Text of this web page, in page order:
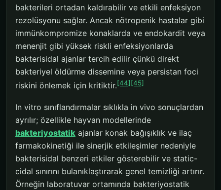
bakterileri ortadan kaldırabilir ve etkili enfeksiyon
rezolüsyonu sağlar. Ancak nötropenik hastalar gibi
immünkompromize konaklarda ve endokardit veya
menenjit gibi yüksek riskli enfeksiyonlarda
bakterisidal ajanlar tercih edilir çünkü direkt
bakteriyel öldürme dissemine veya persistan foci
riskini önlemek için kritiktir.[44] [45]
In vitro sınıflandırmalar sıklıkla in vivo sonuçlardan
ayrılır; özellikle hayvan modellerinde
bakteriyostatik ajanlar konak bağışıklık ve ilaç
farmakokinetiği ile sinerjik etkileşimler nedeniyle
bakterisidal benzeri etkiler gösterebilir ve static-
cidal sınırını bulanıklaştırarak genel temizliği artırır.
Örneğin laboratuvar ortamında bakteriyostatik